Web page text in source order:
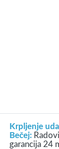
Krpljenje
Bečej:
garancija 24